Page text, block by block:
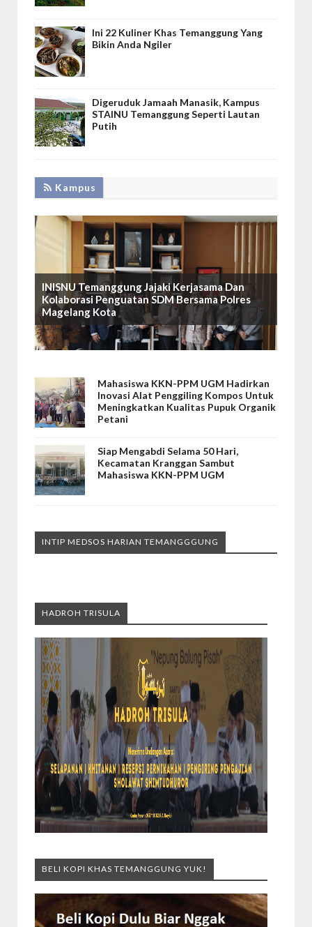
Ini 22 Kuliner Khas Temanggung Yang
Bikin Anda Ngiler
Digeruduk Jamaah Manasik, Kampus
STAINU Temanggung Seperti Lautan
Putih
Kampus
INISNU Temanggung Jajaki Kerjasama Dan
Kolaborasi Penguatan SDM Bersama Polres
Magelang Kota
Mahasiswa KKN-PPM UGM Hadirkan
Inovasi Alat Penggiling Kompos Untuk
Meningkatkan Kualitas Pupuk Organik
Petani
Siap Mengabdi Selama 50 Hari,
Kecamatan Kranggan Sambut
Mahasiswa KKN-PPM UGM
INTIP MEDSOS HARIAN TEMANGGGUNG
HADROH TRISULA
BELI KOPI KHAS TEMANGGUNG YUK!